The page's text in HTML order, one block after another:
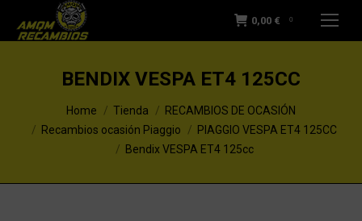
0,00 € 0
BENDIX VESPA ET4 125CC
You are here:Home Tienda
RECAMBIOS DE OCASIÓN
Recambios ocasión Piaggio
PIAGGIO VESPA ET4 125CC
Bendix VESPA ET4 125cc